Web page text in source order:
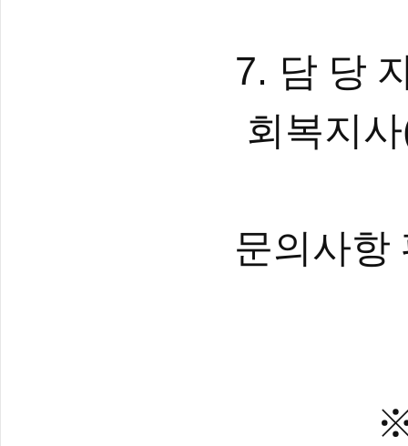
7. 담 당
회복지사
문의사항